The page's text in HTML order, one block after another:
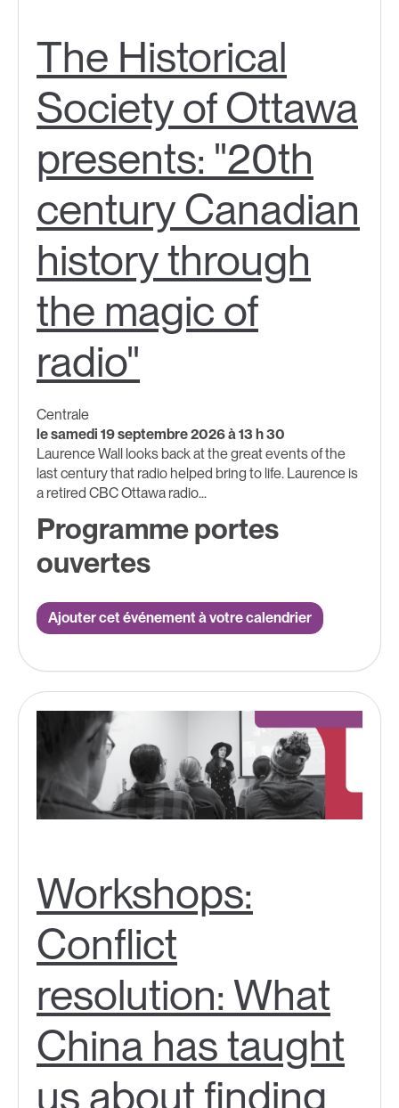
The Historical
Society of Ottawa
presents: "20th
century Canadian
history through
the magic of
radio"
Centrale
le samedi 19 septembre 2026 à 13 h 30
Laurence Wall looks back at the great events of the
last century that radio helped bring to life. Laurence is
a retired CBC Ottawa radio...
Programme portes
ouvertes
Ajouter cet événement à votre calendrier
Workshops:
Conflict
resolution: What
China has taught
us about finding